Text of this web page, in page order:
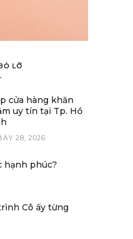
LỠ
cửa hàng khăn
uy tín tại Tp. Hồ
28, 2026
hạnh phúc?
Cô ấy từng